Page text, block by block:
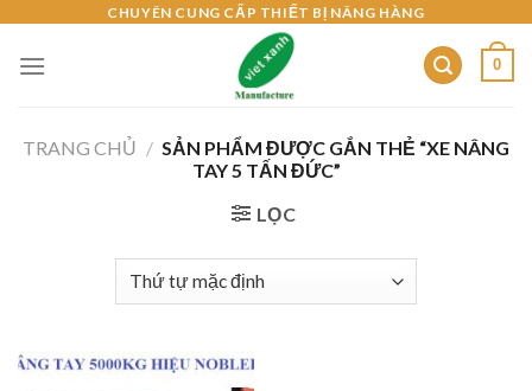
content
CHUYÊN CUNG CẤP THIẾT BỊ NÂNG HÀNG
0
TRANG CHỦ / SẢN PHẨM ĐƯỢC GẮN THẺ “XE NÂNG
TAY 5 TẤN ĐỨC”
LỌC